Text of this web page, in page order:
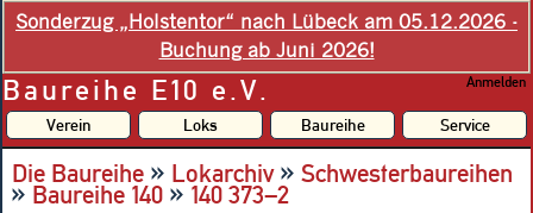
Sonderzug „Holstentor“ nach Lübeck am 05.12.2026 -
Buchung ab Juni 2026!
Baureihe E10 e.V. Anmelden
Verein Loks Baureihe Service
Die Baureihe » Lokarchiv» Schwesterbaureihen
»Baureihe 140 »140 373–2